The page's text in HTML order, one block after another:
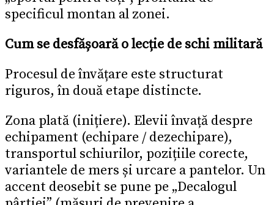
specificul montan al zonei.
Cum se desfășoară o lecție de schi militară
Procesul de învățare este structurat
riguros, în două etape distincte.
Zona plată (inițiere). Elevii învață despre
echipament (echipare / dezechipare),
transportul schiurilor, pozițiile corecte,
variantele de mers și urcare a pantelor. Un
accent deosebit se pune pe „Decalogul